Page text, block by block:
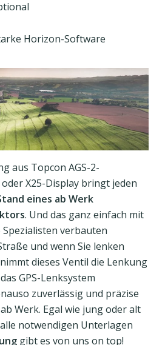
Horizon-Software
aus Topcon AGS-2-
X25-Display bringt jeden
eines ab Werk
. Und das ganz einfach mit
verbauten
und wenn Sie lenken
dieses Ventil die Lenkung
GPS-Lenksystem
zuverlässig und präzise
Werk. Egal wie jung oder alt
notwendigen Unterlagen
gibt es von uns on top!